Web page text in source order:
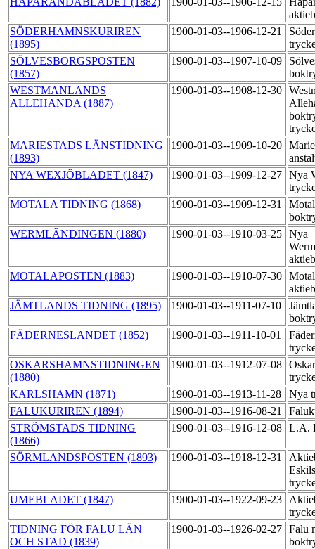
SÖDERHAMNSKURIREN
(1895)
1900-01-03--1906-12-21
SÖLVESBORGSPOSTEN
(1857)
1900-01-03--1907-10-09
WESTMANLANDS
ALLEHANDA (1887)
1900-01-03--1908-12-30
MARIESTADS LÄNSTIDNING
(1893)
1900-01-03--1909-10-20
NYA WEXJÖBLADET (1847)
1900-01-03--1909-12-27 Nya
MOTALA TIDNING (1868)
1900-01-03--1909-12-31
WERMLÄNDINGEN (1880)
1900-01-03--1910-03-25 Nya
MOTALAPOSTEN (1883)
1900-01-03--1910-07-30
JÄMTLANDS TIDNING (1895)
1900-01-03--1911-07-10
FÄDERNESLANDET (1852)
1900-01-03--1911-10-01
OSKARSHAMNSTIDNINGEN
(1880)
1900-01-03--1912-07-08
KARLSHAMN (1871)
1900-01-03--1913-11-28
Nya
FALUKURIREN (1894)
1900-01-03--1916-08-21
STRÖMSTADS TIDNING
(1866)
1900-01-03--1916-12-08 L.A.
SÖRMLANDSPOSTEN (1893) 1900-01-03--1918-12-31
UMEBLADET (1847)
1900-01-03--1922-09-23
TIDNING FÖR FALU LÄN
OCH STAD (1839)
1900-01-03--1926-02-27 Falu